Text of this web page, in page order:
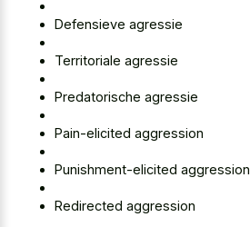
Defensieve agressie
Territoriale agressie
Predatorische agressie
Pain-elicited aggression
Punishment-elicited aggression
Redirected aggression